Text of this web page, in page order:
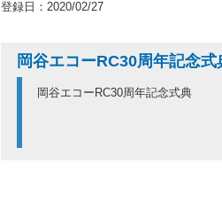
登録日：2020/02/27
岡谷エコーRC30周年記念式
岡谷エコーRC30周年記念式典